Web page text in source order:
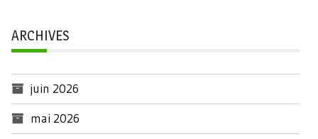
ARCHIVES
juin 2026
mai 2026